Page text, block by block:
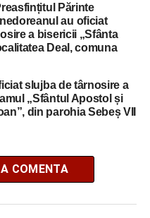
Părinte
au oficiat
a bisericii „Sfânta
Deal, comuna
slujba de târnosire a
„Sfântul Apostol și
din parohia Sebeș VII
COMENTA